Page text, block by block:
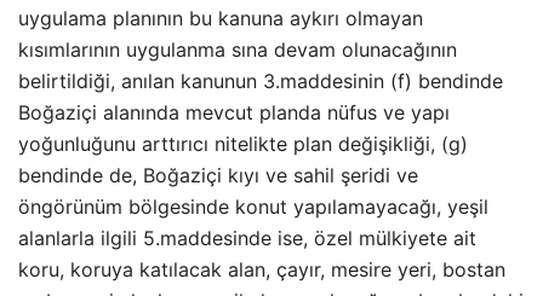
uygulama planının bu kanuna aykırı olmayan
kısımlarının uygulanma sına devam olunacağının
belirtildiği, anılan kanunun 3.maddesinin (f) bendinde
Boğaziçi alanında mevcut planda nüfus ve yapı
yoğunluğunu arttırıcı nitelikte plan değişikliği, (g)
bendinde de, Boğaziçi kıyı ve sahil şeridi ve
öngörünüm bölgesinde konut yapılamayacağı, yeşil
alanlarla ilgili 5.maddesinde ise, özel mülkiyete ait
koru, koruya katılacak alan, çayır, mesire yeri, bostan